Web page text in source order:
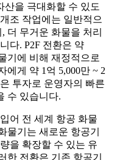
산을 극대화할 수 있도
조 작업에는 일반적으
더 무거운 화물을 처리
다. P2F 전환은 약
기에 비해 재정적으로
에게 약 1억 5,000만 ~ 2
투자로 운영자의 빠른
수 있습니다.
어 전 세계 항공 화물
물기는 새로운 항공기
을 확장할 수 있는 유
한 전환은 기존 항공기